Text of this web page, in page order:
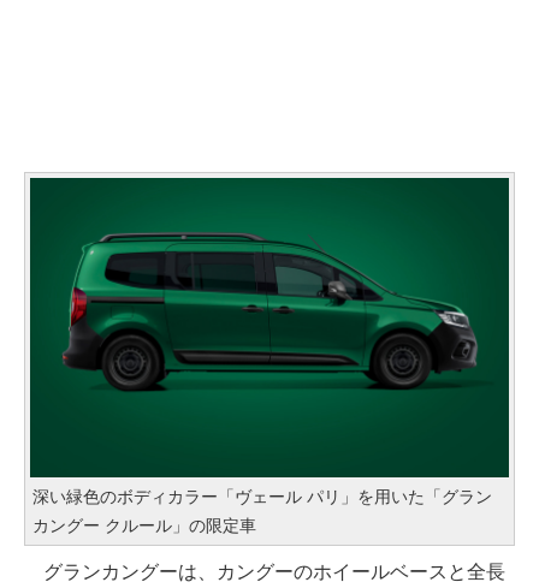
深い緑色のボディカラー「ヴェール パリ」を用いた「グラン
カングー クルール」の限定車
グランカングーは、カングーのホイールベースと全長